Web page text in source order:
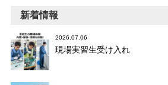
新着情報
2026.07.06
現場実習生受け入れ